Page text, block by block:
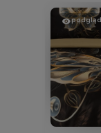
podgląd